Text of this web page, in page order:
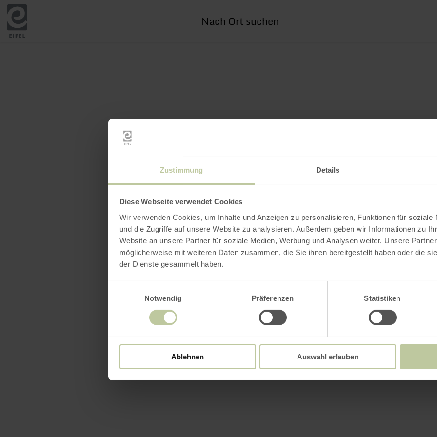
Zustimmung Details
Diese Webseite verwendet Cookies
Wir verwenden Cookies, um Inhalte und Anzeigen zu personalisieren, Funktionen für soziale
und die Zugriffe auf unsere Website zu analysieren. Außerdem geben wir Informationen zu
Website an unsere Partner für soziale Medien, Werbung und Analysen weiter. Unsere
möglicherweise mit weiteren Daten zusammen, die Sie ihnen bereitgestellt haben oder die
der Dienste gesammelt haben.
Notwendig
Präferenzen Statistiken
Ablehnen Auswahl erlauben
suche